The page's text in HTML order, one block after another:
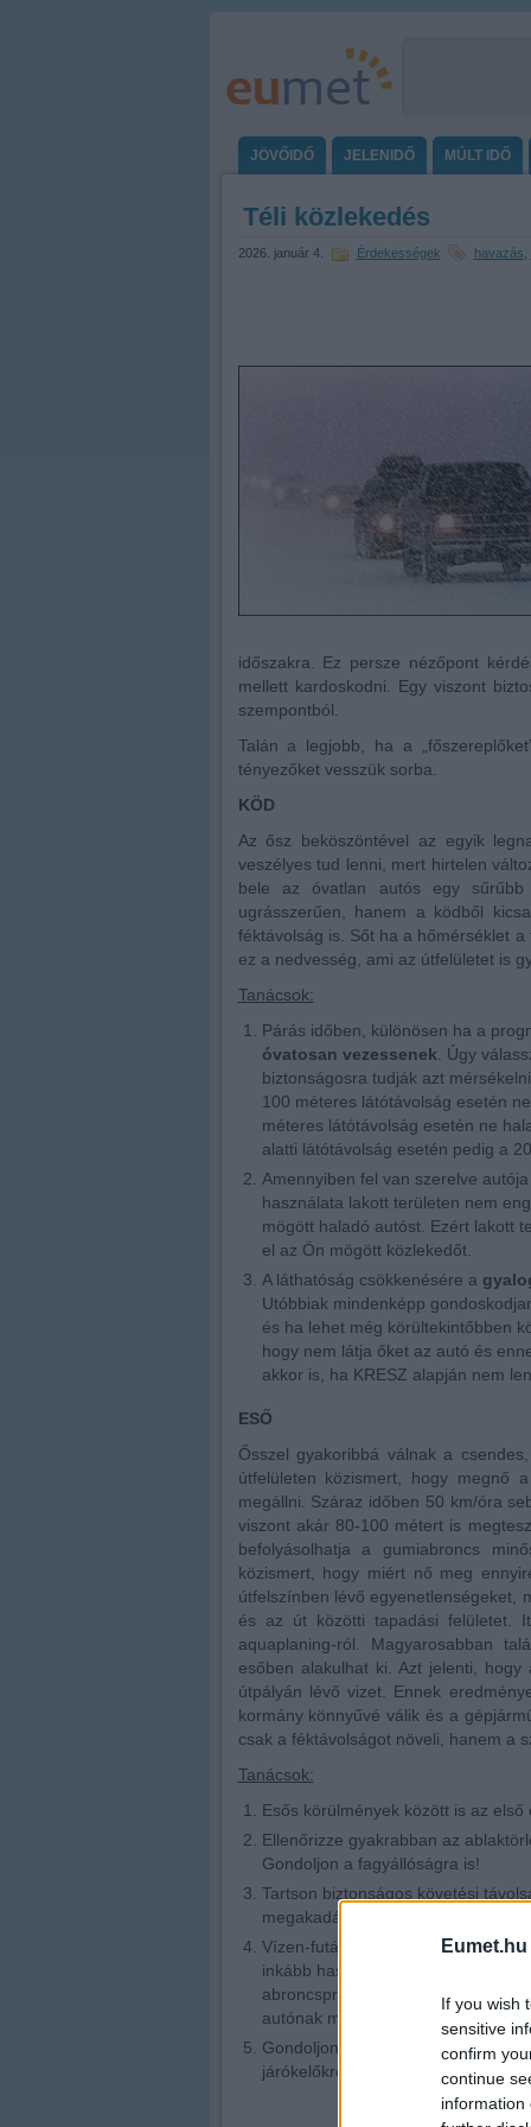
Eumet.hu
If you wish
sensitive
confirm
continue
information
JÖVŐIDŐ JELENIDŐ MÚLT IDŐ
Téli közlekedés
2026. január 4. Érdekességek havazás
időszakra. Ez persze nézőpont
mellett kardoskodni. Egy viszont
szempontból.
Talán a legjobb, ha a
tényezőket vesszük sorba.
KÖD
Az ősz beköszöntével az egyik
veszélyes tud lenni, mert hirtelen
bele az óvatlan autós egy
ugrásszerűen, hanem a ködből
féktávolság is. Sőt ha a hőmérséklet
ez a nedvesség, ami az útfelületet is
Tanácsok:
Párás időben, különösen ha a
óvatosan vezessenek . Úgy
biztonságosra tudják azt
100 méteres látótávolság esetén
méteres látótávolság esetén ne
alatti látótávolság esetén pedig a
Amennyiben fel van szerelve autója
használata lakott területen nem
mögött haladó autóst. Ezért lakott
el az Ön mögött közlekedőt.
A láthatóság csökkenésére a
Utóbbiak mindenképp
és ha lehet még körültekintőbben
hogy nem látja őket az autó és
akkor is, ha KRESZ alapján nem
ESŐ
Ősszel gyakoribbá válnak a
útfelületen közismert, hogy
megállni. Száraz időben 50 km/óra
viszont akár 80-100 métert is
befolyásolhatja a gumiabroncs
közismert, hogy miért nő meg
útfelszínben lévő egyenetlenségeket,
és az út közötti tapadási felületet.
aquaplaning-ról. Magyarosabban
esőben alakulhat ki. Azt jelenti,
útpályán lévő vizet. Ennek
kormány könnyűvé válik és a
csak a féktávolságot növeli, hanem a
Tanácsok:
Esős körülmények között is az
Ellenőrizze gyakrabban az
Gondoljon a fagyállóságra is!
Tartson biztonságos követési
megakadályozva, hogy a túl sok,
Vízen-futás kialakulása esetén
inkább használja a kuplungot. A túl
abroncsprofil elősegíti a vízen-
autónak megfelelőek legyenek az
Gondoljon a gyalogosokra is! Az út
járókelőkre az óvatlan autósok.